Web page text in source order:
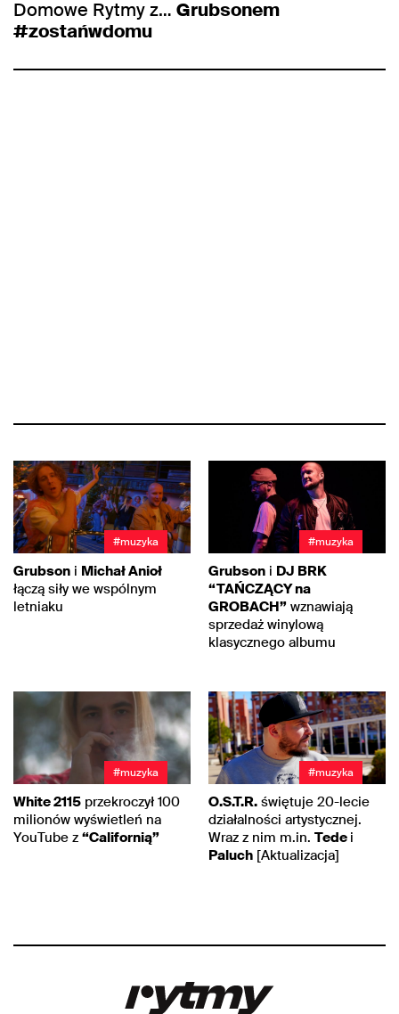
Domowe Rytmy z… Grubsonem
#zostańwdomu
#muzyka
Grubson i Michał Anioł
łączą siły we wspólnym
letniaku
#muzyka
Grubson i DJ BRK
“TAŃCZĄCY na
GROBACH” wznawiają
sprzedaż winylową
klasycznego albumu
#muzyka
White 2115 przekroczył 100
milionów wyświetleń na
YouTube z “Californią”
#muzyka
O.S.T.R. świętuje 20-lecie
działalności artystycznej.
Wraz z nim m.in. Tede i
Paluch [Aktualizacja]